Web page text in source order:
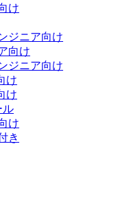
け
ジニア向け
向け
ジニア向け
け
け
ル
け
き